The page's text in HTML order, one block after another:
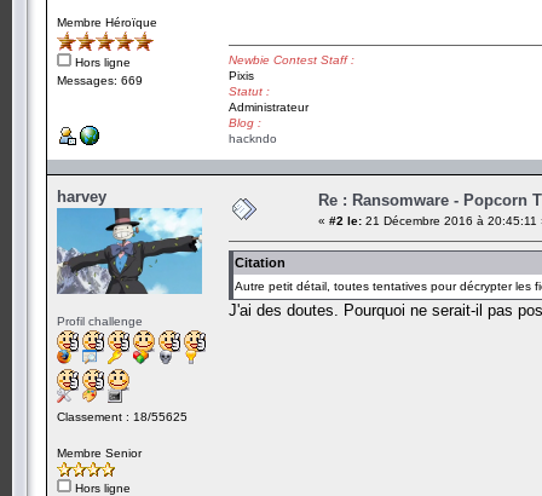
Membre Héroïque
Hors ligne
Messages: 669
Newbie Contest Staff :
Pixis
Statut :
Administrateur
Blog :
hackndo
harvey
Profil challenge
Classement : 18/55625
Membre Senior
Hors ligne
Re : Ransomware - Popcorn
« #2 le: 21 Décembre 2016 à 20:45:11
Citation
Autre petit détail, toutes tentatives pour décrypter les
J'ai des doutes. Pourquoi ne serait-il pas